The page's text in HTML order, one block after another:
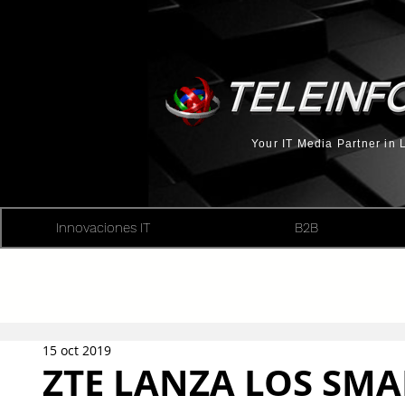
Your IT Media Partner in
Innovaciones IT B2B
ZTE LANZA LOS
15 oct 2019